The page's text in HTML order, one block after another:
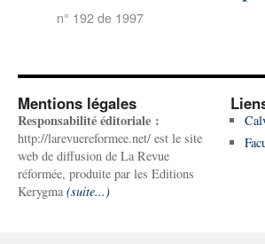
n° 192 de 1997
Mentions légales
Responsabilité éditoriale :
http://larevuereformee.net/ est le site
web de diffusion de La Revue
réformée, produite par les Editions
Kerygma (suite...)